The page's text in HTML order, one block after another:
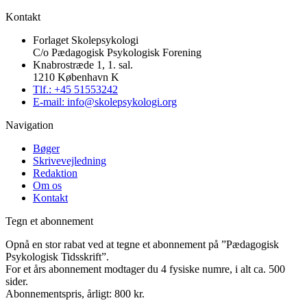
Kontakt
Forlaget Skolepsykologi
C/o Pædagogisk Psykologisk Forening
Knabrostræde 1, 1. sal.
1210 København K
Tlf.: +45 51553242
E-mail: info@skolepsykologi.org
Navigation
Bøger
Skrivevejledning
Redaktion
Om os
Kontakt
Tegn et abonnement
Opnå en stor rabat ved at tegne et abonnement på ”Pædagogisk
Psykologisk Tidsskrift”.
For et års abonnement modtager du 4 fysiske numre, i alt ca. 500
sider.
Abonnementspris, årligt: 800 kr.